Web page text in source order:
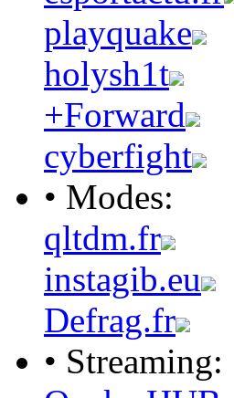
playquake
holysh1t
+Forward
cyberfight
• Modes:
qltdm.fr
instagib.eu
Defrag.fr
• Streaming: